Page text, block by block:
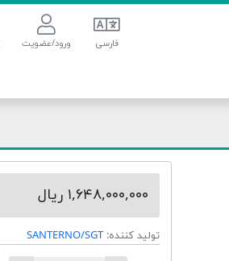
فارسی ورود/عضویت
۱,۶۴۸,۰۰۰,۰۰۰ ریال
تولید کننده: SANTERNO/SGT